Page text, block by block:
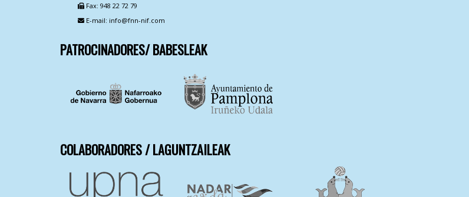
Fax: 948 22 72 79
E-mail: info@fnn-nif.com
PATROCINADORES/ BABESLEAK
COLABORADORES / LAGUNTZAILEAK